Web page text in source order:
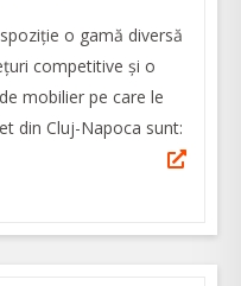
o gamă diversă
competitive și o
mobilier pe care le
din Cluj-Napoca sunt: